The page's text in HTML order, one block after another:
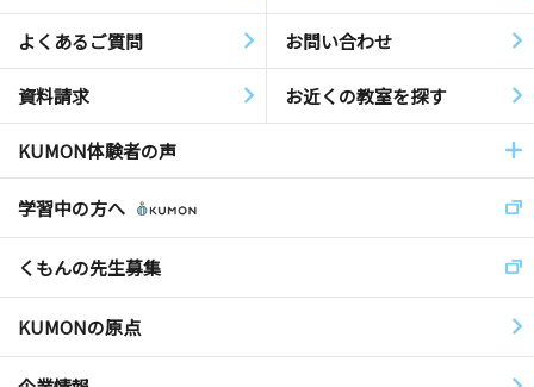
よくあるご質問 お問い合わせ
資料請求 お近くの教室を探す
KUMON体験者の声
学習中の方へ
くもんの先生募集
KUMONの原点